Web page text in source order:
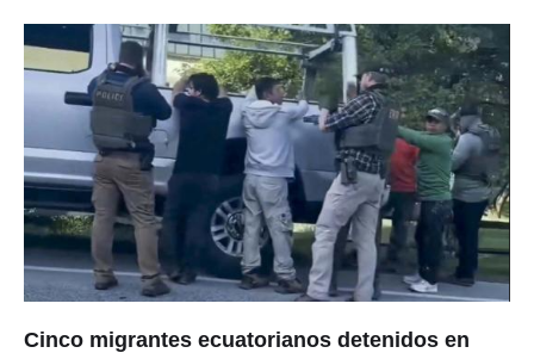
Cinco migrantes ecuatorianos detenidos en